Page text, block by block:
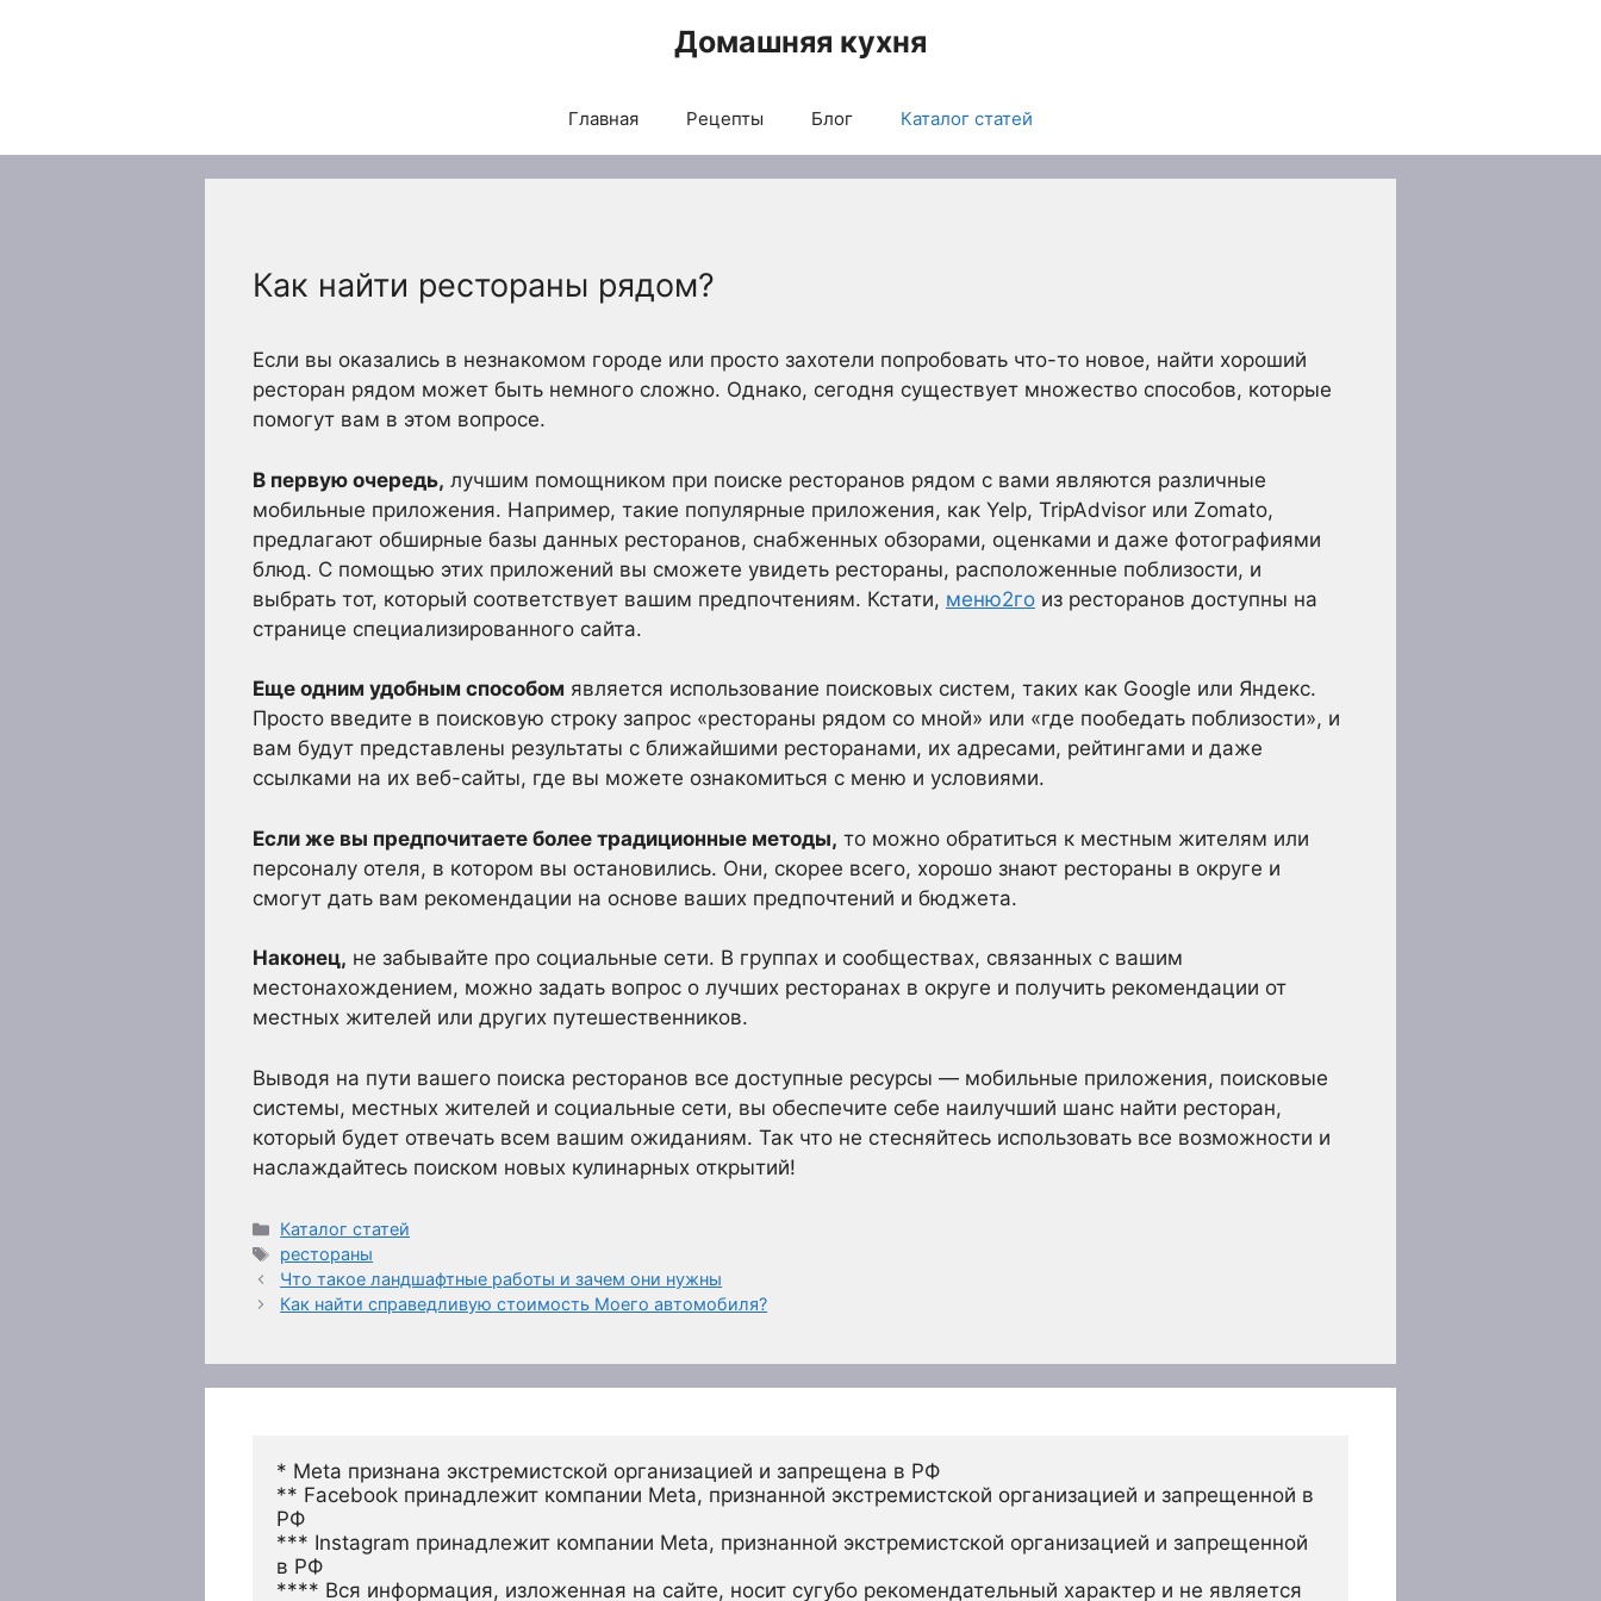
Домашняя кухня
Главная Рецепты Блог Каталог статей
Как найти рестораны рядом?
Если вы оказались в незнакомом городе или просто захотели попробовать что-то новое, найти хороший
ресторан рядом может быть немного сложно. Однако, сегодня существует множество способов, которые
помогут вам в этом вопросе.
В первую очередь, лучшим помощником при поиске ресторанов рядом с вами являются различные
мобильные приложения. Например, такие популярные приложения, как Yelp, TripAdvisor или Zomato,
предлагают обширные базы данных ресторанов, снабженных обзорами, оценками и даже фотографиями
блюд. С помощью этих приложений вы сможете увидеть рестораны, расположенные поблизости, и
выбрать тот, который соответствует вашим предпочтениям. Кстати, меню2го из ресторанов доступны на
странице специализированного сайта.
Еще одним удобным способом является использование поисковых систем, таких как Google или Яндекс.
Просто введите в поисковую строку запрос «рестораны рядом со мной» или «где пообедать поблизости», и
вам будут представлены результаты с ближайшими ресторанами, их адресами, рейтингами и даже
ссылками на их веб-сайты, где вы можете ознакомиться с меню и условиями.
Если же вы предпочитаете более традиционные методы, то можно обратиться к местным жителям или
персоналу отеля, в котором вы остановились. Они, скорее всего, хорошо знают рестораны в округе и
смогут дать вам рекомендации на основе ваших предпочтений и бюджета.
Наконец, не забывайте про социальные сети. В группах и сообществах, связанных с вашим
местонахождением, можно задать вопрос о лучших ресторанах в округе и получить рекомендации от
местных жителей или других путешественников.
Выводя на пути вашего поиска ресторанов все доступные ресурсы — мобильные приложения, поисковые
системы, местных жителей и социальные сети, вы обеспечите себе наилучший шанс найти ресторан,
который будет отвечать всем вашим ожиданиям. Так что не стесняйтесь использовать все возможности и
наслаждайтесь поиском новых кулинарных открытий!
Рубрики
Каталог статей
Метки
рестораны
Что такое ландшафтные работы и зачем они нужны
Как найти справедливую стоимость Моего автомобиля?
* Meta признана экстремистской организацией и запрещена в РФ
** Facebook принадлежит компании Meta, признанной экстремистской организацией и запрещенной в
РФ
*** Instagram принадлежит компании Meta, признанной экстремистской организацией и запрещенной
в РФ
**** Вся информация, изложенная на сайте, носит сугубо рекомендательный характер и не является